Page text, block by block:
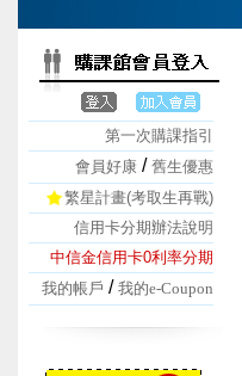
第一次購課指引
會員好康 / 舊生優惠
繁星計畫(考取生再戰)
信用卡分期辦法說明
中信金信用卡0利率分期
我的帳戶 / 我的e-Coupon